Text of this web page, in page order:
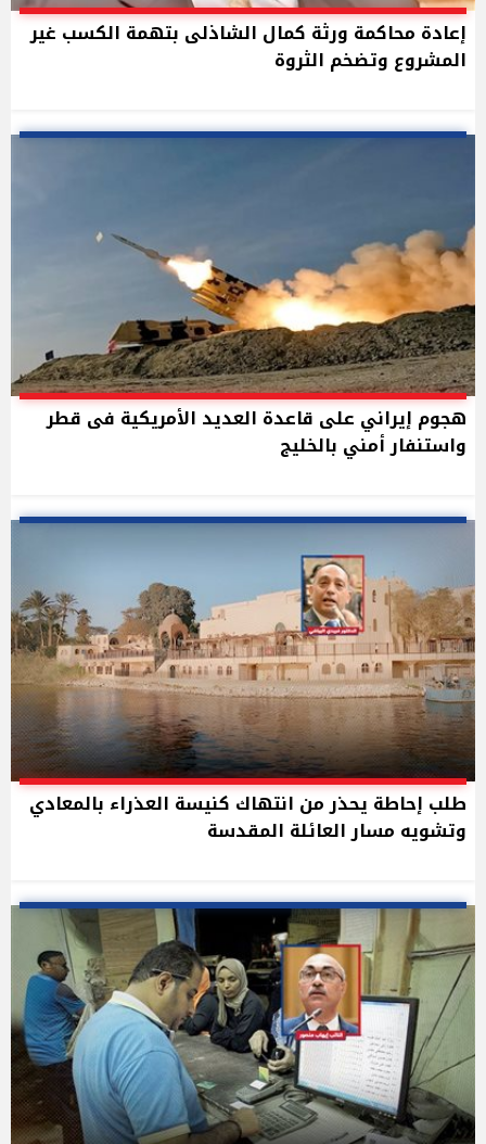
إعادة محاكمة ورثة كمال الشاذلى بتهمة الكسب غير
المشروع وتضخم الثروة
هجوم إيراني على قاعدة العديد الأمريكية فى قطر
واستنفار أمني بالخليج
طلب إحاطة يحذر من انتهاك كنيسة العذراء بالمعادي
وتشويه مسار العائلة المقدسة